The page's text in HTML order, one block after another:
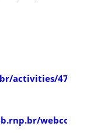
activities/4709
webconf/